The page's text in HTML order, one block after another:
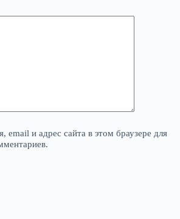
email и адрес сайта в этом браузере для